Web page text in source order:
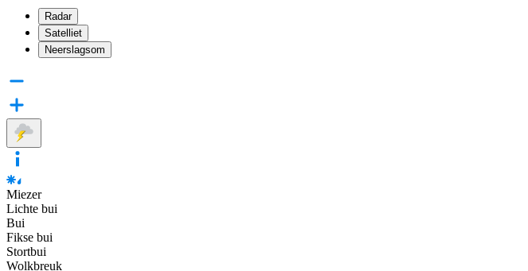
Radar
Satelliet
Neerslagsom
Miezer
Lichte bui
Bui
Fikse bui
Stortbui
Wolkbreuk